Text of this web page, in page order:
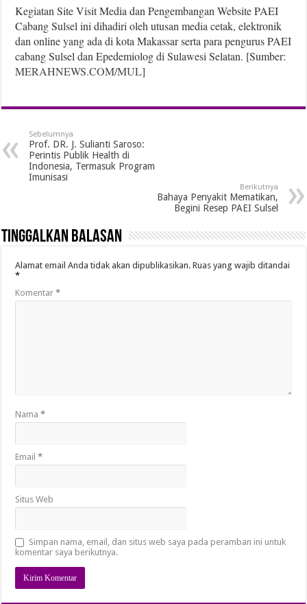
Kegiatan Site Visit Media dan Pengembangan Website PAEI
Cabang Sulsel ini dihadiri oleh utusan media cetak, elektronik
dan online yang ada di kota Makassar serta para pengurus PAEI
cabang Sulsel dan Epedemiolog di Sulawesi Selatan. [Sumber:
MERAHNEWS.COM/MUL]
Sebelumnya
Prof. DR. J. Sulianti Saroso:
Perintis Publik Health di
Indonesia, Termasuk Program
Imunisasi
Berikutnya
Bahaya Penyakit Mematikan,
Begini Resep PAEI Sulsel
Tinggalkan Balasan
Alamat email Anda tidak akan dipublikasikan. Ruas yang wajib ditandai
*
Komentar*
Nama*
Email*
Situs Web
Simpan nama, email, dan situs web saya pada peramban ini untuk
komentar saya berikutnya.